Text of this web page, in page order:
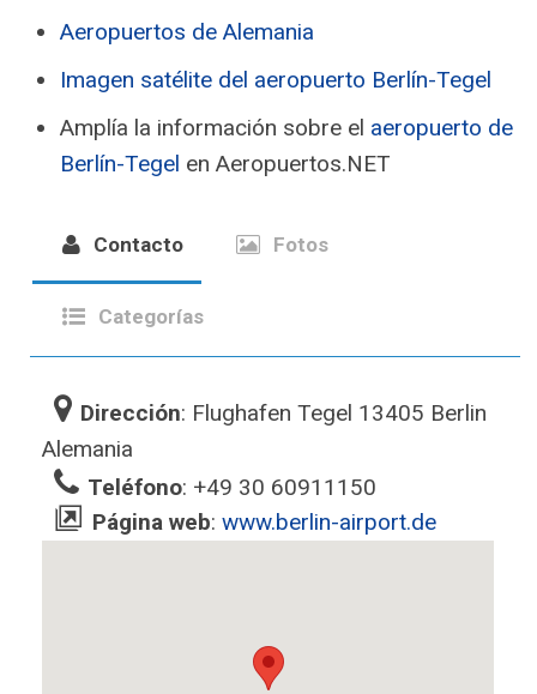
Aeropuertos de Alemania
Imagen satélite del aeropuerto Berlín-Tegel
Amplía la información sobre el aeropuerto de
Berlín-Tegel en Aeropuertos.NET
Contacto Fotos
Categorías
Dirección: Flughafen Tegel 13405 Berlin
Alemania‎
Teléfono: +49 30 60911150
Página web:www.berlin-airport.de